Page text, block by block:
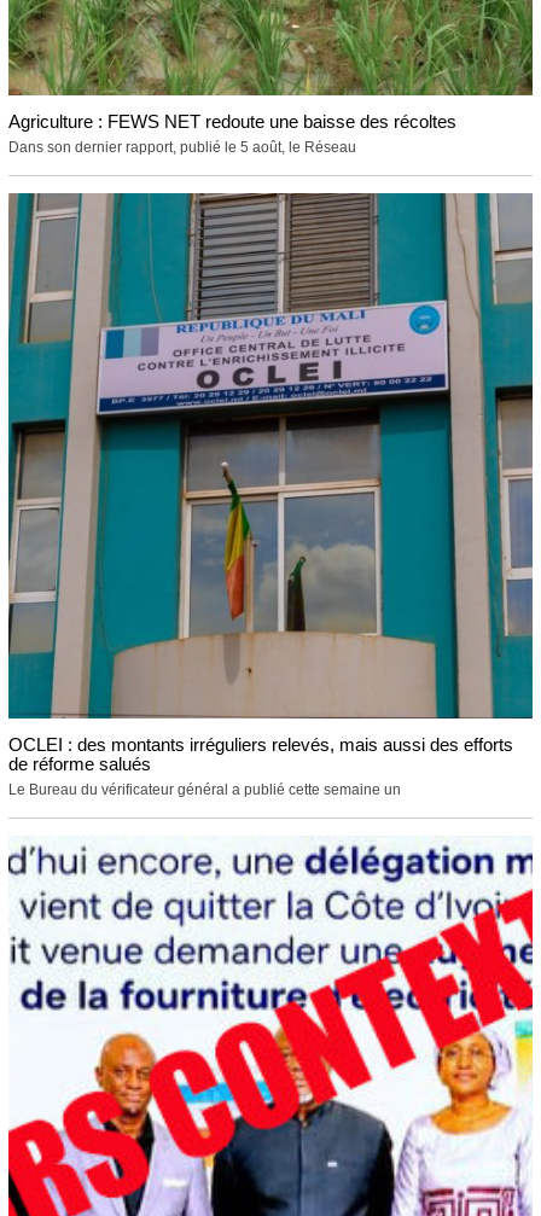
Agriculture : FEWS NET redoute une baisse des récoltes
Dans son dernier rapport, publié le 5 août, le Réseau
OCLEI : des montants irréguliers relevés, mais aussi des efforts
de réforme salués
Le Bureau du vérificateur général a publié cette semaine un